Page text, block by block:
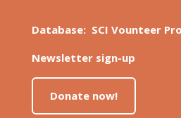
Database: SCI Vounteer
Newsletter sign-up
Donate now!